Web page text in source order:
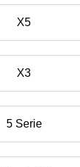
X5
X3
5 Serie